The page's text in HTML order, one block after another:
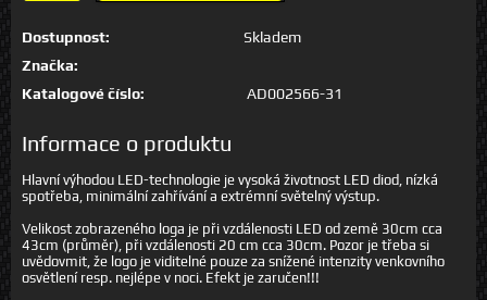
Dostupnost:
Skladem
Značka:
Katalogové číslo:
AD002566-31
Informace o produktu
Hlavní výhodou LED-technologie je vysoká životnost LED diod, nízká
spotřeba, minimální zahřívání a extrémní světelný výstup.
Velikost zobrazeného loga je při vzdálenosti LED od země 30cm cca
43cm (průměr), při vzdálenosti 20 cm cca 30cm. Pozor je třeba si
uvědovmit, že logo je viditelné pouze za snížené intenzity venkovního
osvětlení resp. nejlépe v noci. Efekt je zaručen!!!